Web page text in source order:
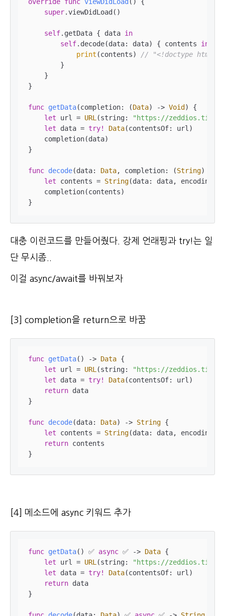
override func viewDidLoad ()
{
super.viewDidLoad()
self.getData { data in
self.decode(data: data) { contents in
print (contents) // "<!doctype
        }
    }
}
func getData(completion: (Data) -> Void )
{
let url = URL(string:
"https://
let data = try! Data(contentsOf: url)
    completion(data)
}
func decode(data: Data, completion: (String) ->
let contents = String(data: data, encoding:
    completion(contents)
}
대충 이런코드를 만들어줬다. 강제 언래핑과 try!는 일
단 무시좀..
이걸 async/await를 바꿔보자
[3] completion을 return으로 바꿈
func getData() -> Data {
let url = URL (string:
"https://
let data = try! Data(contentsOf: url)
return data
}
func decode(data: Data) -> String {
let contents = String(data: data, encoding:
return contents
}
[4] 메소드에 async 키워드 추가
func getData() ✅ async ✅ -> Data {
let url = URL (string:
"https://
let data = try! Data(contentsOf: url)
return data
}